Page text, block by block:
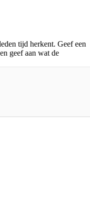
uitleg gaat te snel
tijd herkent. Geef een
geef aan wat de